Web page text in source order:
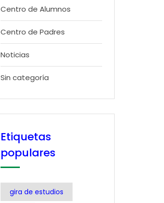
Centro de Alumnos
Centro de Padres
Noticias
Sin categoría
Etiquetas
populares
gira de estudios